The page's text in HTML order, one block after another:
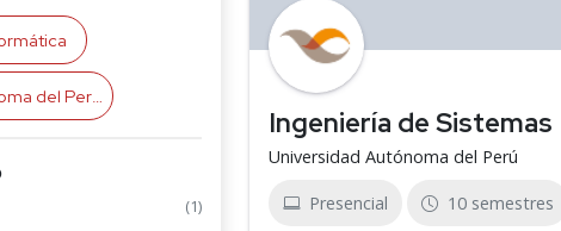
del Perú
(1)
Ingeniería de Sistemas
Universidad Autónoma del Perú
Presencial 10 semestres